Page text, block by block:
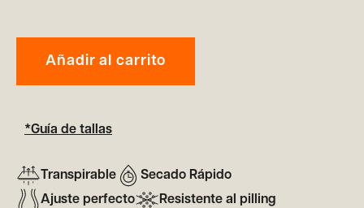
Añadir al carrito
*Guía de tallas
Transpirable
Secado Rápido
Ajuste perfecto
Resistente al pilling